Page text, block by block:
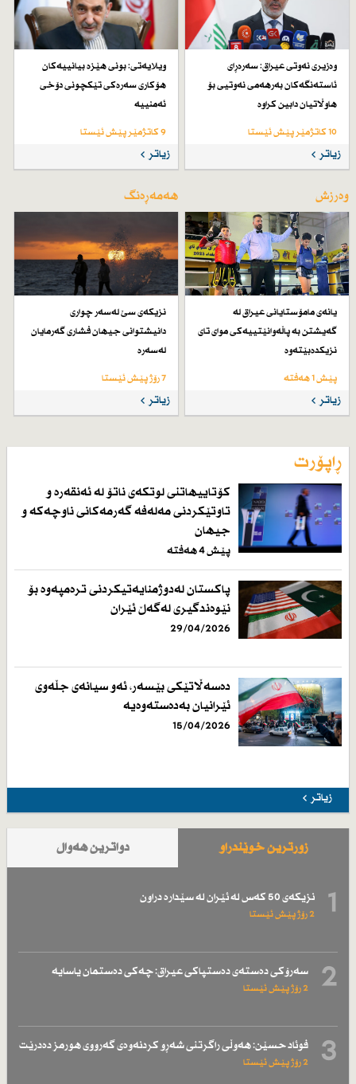
وەزیری نەوتی عیراق: سەرەڕای
ئاستەنگەكان بەرهەمی نەوتیی بۆ
هاوڵاتیان دابین كراوە
10 کاتژمێر پێش ئێستا
زیاتر
ویلایەتی: بونی هێزە بیانییەكان
هۆكاری سەرەكی تێكچونی دۆخی
ئەمنییە
9 کاتژمێر پێش ئێستا
زیاتر
وەرزش
یانەی مامۆستایانی عیراق لە
گەیشتن بە پاڵەوانێتییەكی موای تای
نزیكدەبێتەوە
پێش 1 هەفتە
زیاتر
هەمەڕەنگ
نزیكەی سێ لەسەر چواری
دانیشتوانی جیهان فشاری گەرمایان
لەسەرە
7 رۆژ پێش ئێستا
زیاتر
ڕاپۆرت
كۆتاییهاتنی لوتكەی ناتۆ لە ئەنقەرە و
تاوتێكردنی مەلەفە گەرمەكانی ناوچەكە و
جیهان
پێش 4 هەفتە
پاكستان لەدوژمنایەتیكردنی ترەمپەوە بۆ
نێوەندگیری لەگەڵ ئێران
29/04/2026
دەسەڵاتێكی بێسەر، ئەو سیانەی جڵەوی
ئێرانیان بەدەستەوەیە
15/04/2026
زیاتر
زۆرترین خوێندراو دواترین هەواڵ
1 نزیكەی 50 كەس لە ئێران لە سێدارە دراون
2 رۆژ پێش ئێستا
2 سەرۆكی دەستەی دەستپاكی عیراق: چەكی دەستمان یاسایە
2 رۆژ پێش ئێستا
3 فوئاد حسێن: هەوڵی راگرتنی شەڕو كردنەوەی گەرووی هورمز دەدرێت
2 رۆژ پێش ئێستا